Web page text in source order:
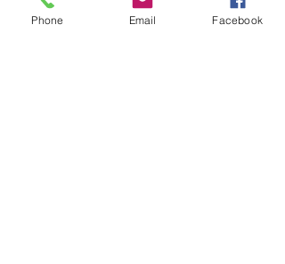
Señor es el dueño de la creatividad y
Phone Email Facebook